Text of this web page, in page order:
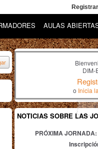
AULAS
DIM-
o Inicia
NOTICIAS SOBRE LAS
PRÓXIMA